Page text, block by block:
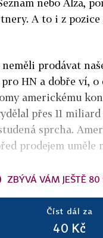
A to i z pozice
neměli prodávat
HN a dobře ví, o
americkému
přes 11
sprcha.
prodejem uměle
ZBÝVÁ VÁM JEŠTĚ
Číst dál za
40 Kč